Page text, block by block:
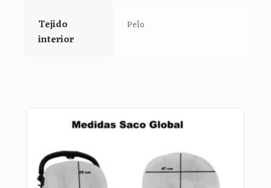
Tejido
interior
Pelo